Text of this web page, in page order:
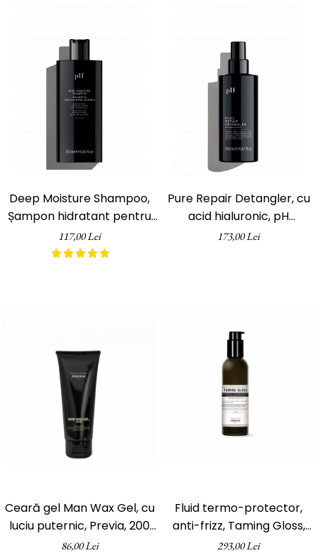
Deep Moisture Shampoo,
Șampon hidratant pentru
păr uscat, pH Laboratories,
250 ml
117,00 Lei
Pure Repair Detangler, cu
acid hialuronic, pH
Laboratories, 200 ml
173,00 Lei
Ceară gel Man Wax Gel, cu
luciu puternic, Previa, 200
ml
86,00 Lei
Fluid termo-protector,
anti-frizz, Taming Gloss,
Style & Finish, Previa, 200 ml
293,00 Lei